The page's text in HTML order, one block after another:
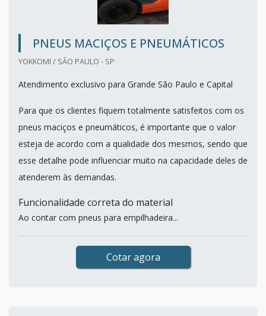
PNEUS MACIÇOS E PNEUMÁTICOS
YOKKOMI / SÃO PAULO - SP
Atendimento exclusivo para Grande São Paulo e Capital
Para que os clientes fiquem totalmente satisfeitos com os
pneus maciços e pneumáticos, é importante que o valor
esteja de acordo com a qualidade dos mesmos, sendo que
esse detalhe pode influenciar muito na capacidade deles de
atenderem às demandas.
Funcionalidade correta do material
Ao contar com pneus para empilhadeira...
Cotar agora